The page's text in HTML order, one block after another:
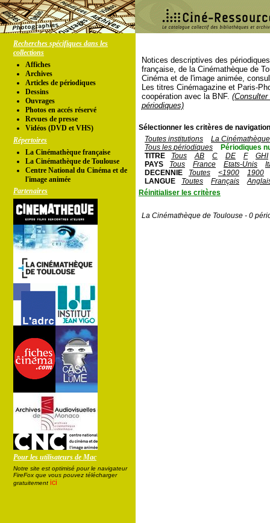
Recherches spécifiques dans les
collections
Affiches
Archives
Articles de périodiques
Dessins
Ouvrages
Photos en accés réservé
Revues de presse
Vidéos (DVD et VHS)
Répertoires
La Cinémathèque française
La Cinémathèque de Toulouse
Centre National du Cinéma et de
l'image animée
Partenaires
Pour les utilisateurs de Mac
Notre site est optimisé pour le navigateur
FireFox que vous pouvez télécharger
gratuitement ici
Notices descriptives des
française, de la Cinémathèque de
Cinéma et de l'image animée,
Les titres Cinémagazine et Paris-
coopération avec la BNF.
périodiques)
Sélectionner les critères de
Toutes institutions
La
Tous les périodiques
Périodiques
TITRE
Tous AB C DE F
GHI
PAYS
Tous France Etats-Unis
DECENNIE
Toutes <1900
1900
LANGUE
Toutes Français
Réinitialiser les critères
La Cinémathèque de Toulouse - 0